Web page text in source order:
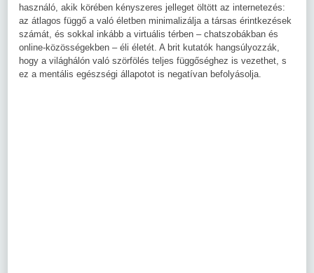
használó, akik körében kényszeres jelleget öltött az internetezés:
az átlagos függő a való életben minimalizálja a társas érintkezések
számát, és sokkal inkább a virtuális térben – chatszobákban és
online-közösségekben – éli életét. A brit kutatók hangsúlyozzák,
hogy a világhálón való szörfölés teljes függőséghez is vezethet, s
ez a mentális egészségi állapotot is negatívan befolyásolja.